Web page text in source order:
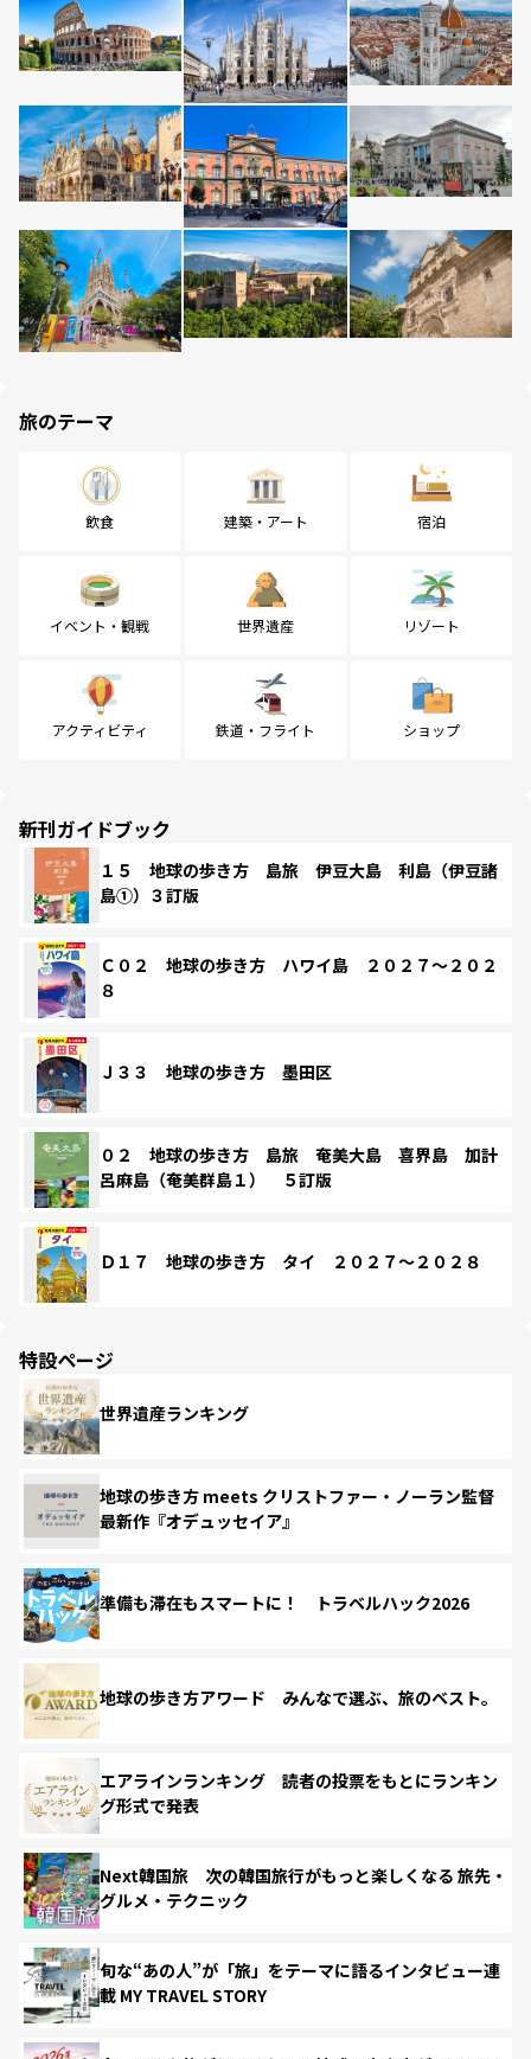
旅のテーマ
飲食 建築・アート 宿泊
イベント・観戦 世界遺産 リゾート
アクティビティ 鉄道・フライト ショップ
新刊ガイドブック
１５ 地球の歩き方 島旅 伊豆大島 利島（伊豆諸
島①）３訂版
Ｃ０２ 地球の歩き方 ハワイ島 ２０２７～２０２
８
Ｊ３３ 地球の歩き方 墨田区
０２ 地球の歩き方 島旅 奄美大島 喜界島 加計
呂麻島（奄美群島１） ５訂版
Ｄ１７ 地球の歩き方 タイ ２０２７～２０２８
特設ページ
世界遺産ランキング
地球の歩き方 meets クリストファー・ノーラン監督
最新作『オデュッセイア』
準備も滞在もスマートに！ トラベルハック2026
地球の歩き方アワード みんなで選ぶ、旅のベスト。
エアラインランキング 読者の投票をもとにランキン
グ形式で発表
Next韓国旅 次の韓国旅行がもっと楽しくなる 旅先・
グルメ・テクニック
旬な“あの人”が「旅」をテーマに語るインタビュー連
載 MY TRAVEL STORY